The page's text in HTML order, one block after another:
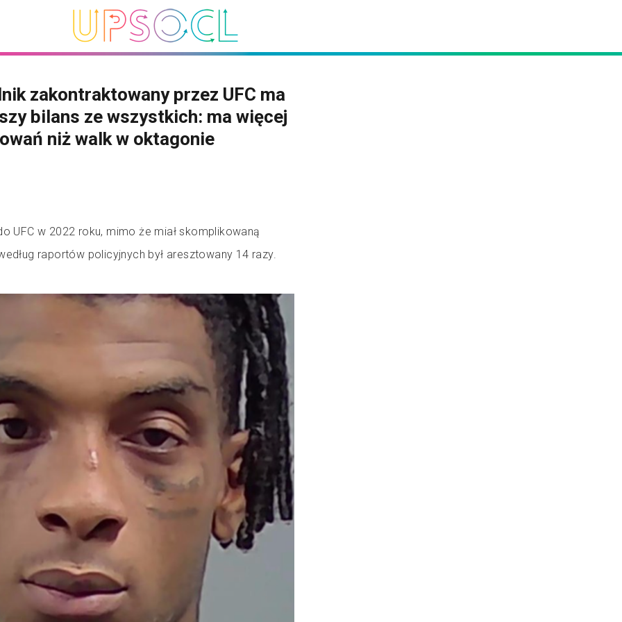
zakontraktowany przez UFC ma
bilans ze wszystkich: ma więcej
niż walk w oktagonie
UFC w 2022 roku, mimo że miał skomplikowaną
raportów policyjnych był aresztowany 14 razy.